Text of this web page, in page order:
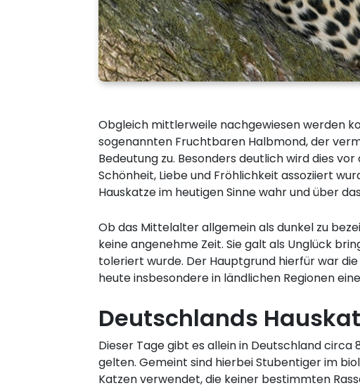
Obgleich mittlerweile nachgewiesen werden
sogenannten Fruchtbaren Halbmond, der
Bedeutung zu. Besonders deutlich wird dies
Schönheit, Liebe und Fröhlichkeit assoziiert
Hauskatze im heutigen Sinne wahr und über
Ob das Mittelalter allgemein als dunkel zu
keine angenehme Zeit. Sie galt als Unglück
toleriert wurde. Der Hauptgrund hierfür war
heute insbesondere in ländlichen Regionen
Deutschlands
Dieser Tage gibt es allein in Deutschland
gelten. Gemeint sind hierbei Stubentiger im
Katzen verwendet, die keiner bestimmten